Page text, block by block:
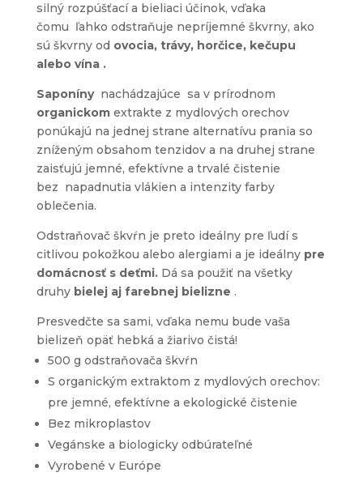
silný rozpúšťací a bieliaci účinok, vďaka
čomu ľahko odstraňuje nepríjemné škvrny, ako
sú škvrny od ovocia, trávy, horčice, kečupu
alebo vína .
Saponíny nachádzajúce sa v prírodnom
organickomextrakte z mydlových orechov
ponúkajú na jednej strane alternatívu prania so
zníženým obsahom tenzidov a na druhej strane
zaisťujú jemné, efektívne a trvalé čistenie
bez napadnutia vlákien a intenzity farby
oblečenia.
Odstraňovač škvŕn je preto ideálny pre ľudí s
citlivou pokožkou alebo alergiami a je ideálny pre
domácnosť s deťmi.Dá sa použiť na všetky
druhy bielej aj farebnej bielizne .
Presvedčte sa sami, vďaka nemu bude vaša
bielizeň opäť hebká a žiarivo čistá!
500 g odstraňovača škvŕn
S organickým extraktom z mydlových orechov:
pre jemné, efektívne a ekologické čistenie
Bez mikroplastov
Vegánske a biologicky odbúrateľné
Vyrobené v Európe